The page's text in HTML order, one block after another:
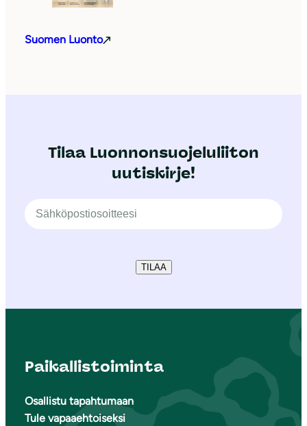
Suomen Luonto
Tilaa Luonnonsuojeluliiton
uutiskirje!
TILAA
Paikallistoiminta
Osallistu tapahtumaan
Tule vapaaehtoiseksi